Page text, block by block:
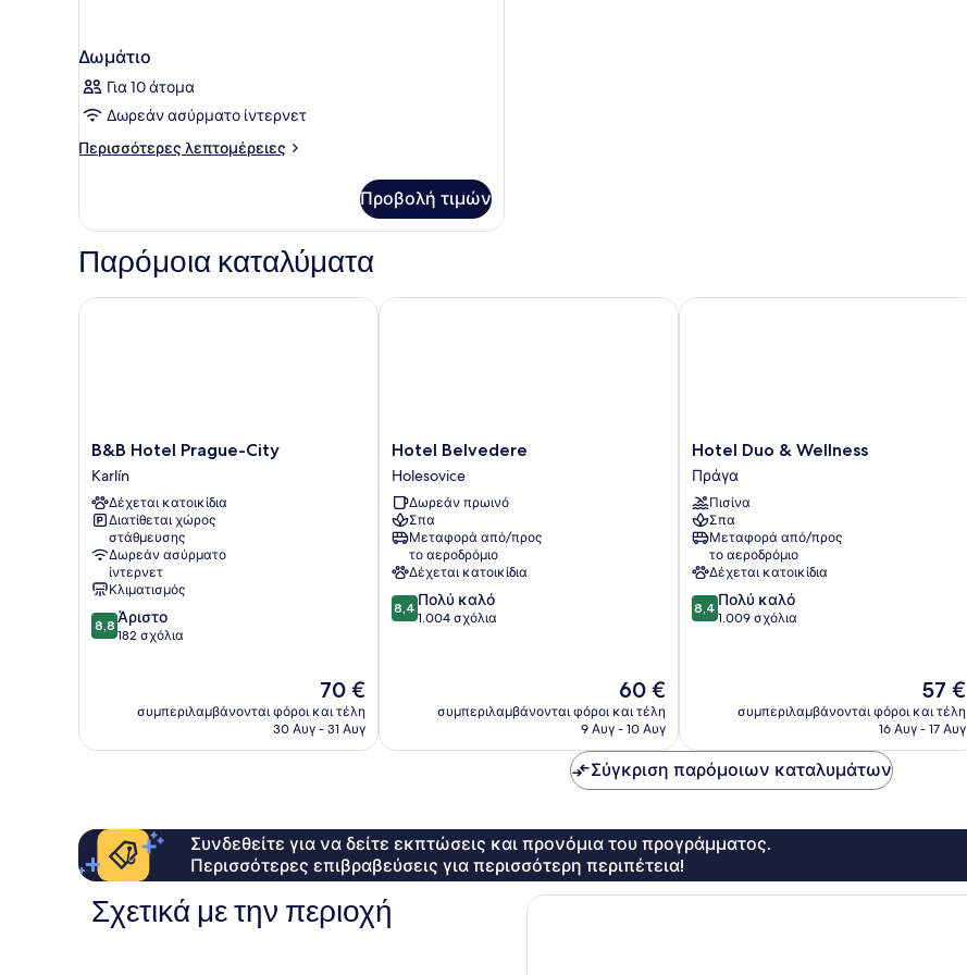
Δωμάτιο
Για 10 άτομα
Δωρεάν ασύρματο ίντερνετ
Περισσότερες λεπτομέρειες
Περισσότερες
Προβολή τιμών
Παρόμοια καταλύματα
B&B
Hotel
Prague-
City
Karlín
B&B Hotel Prague-City
Karlín
Δέχεται κατοικίδια
Διατίθεται χώρος
στάθμευσης
Δωρεάν ασύρματο
ίντερνετ
Κλιματισμός
8.8
στα
σχόλια
8,8 Άριστο
182 σχόλια
Η
τιμή
είναι
70 €
συμπεριλαμβάνονται φόροι και τέλη
30 Αυγ - 31 Αυγ
B&B Hotel Prague-City
Hotel
Belvedere
Holesovice
Hotel Belvedere
Holesovice
Δωρεάν πρωινό
Σπα
Μεταφορά από/προς
το αεροδρόμιο
Δέχεται κατοικίδια
8.4
στα
σχόλια
8,4 Πολύ καλό
1.004 σχόλια
Η
τιμή
είναι
60 €
συμπεριλαμβάνονται φόροι και τέλη
9 Αυγ - 10 Αυγ
Hotel Belvedere
Hotel
Duo
&
Wellness
Πράγα
Hotel Duo & Wellness
Πράγα
Πισίνα
Σπα
Μεταφορά από/προς
το αεροδρόμιο
Δέχεται κατοικίδια
8.4
στα
σχόλια
8,4 Πολύ καλό
1.009 σχόλια
Η
τιμή
είναι
57 €
συμπεριλαμβάνονται φόροι και τέλη
16 Αυγ - 17 Αυγ
Hotel Duo & Wellness
Σύγκριση παρόμοιων καταλυμάτων
Συνδεθείτε για να δείτε εκπτώσεις και προνόμια του προγράμματος.
Περισσότερες επιβραβεύσεις για περισσότερη περιπέτεια!
Σχετικά με την περιοχή